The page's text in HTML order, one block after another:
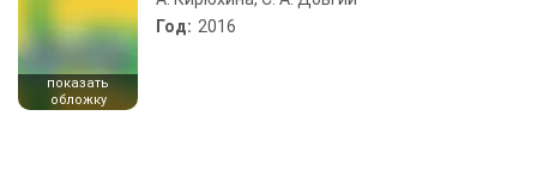
показать
обложку
Год: 2016